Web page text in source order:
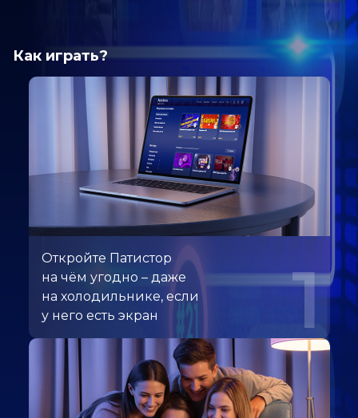
Как играть?
Откройте Патистор
на чём угодно – даже
на холодильнике, если
у него есть экран
1